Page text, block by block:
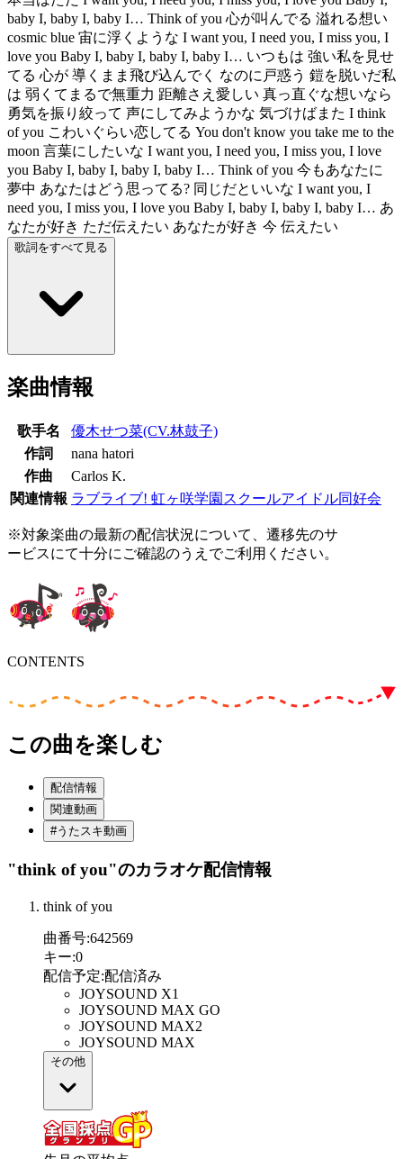
baby I, baby I, baby I… Think of you 心が叫んでる 溢れる想い
cosmic blue 宙に浮くような I want you, I need you, I miss you, I
love you Baby I, baby I, baby I, baby I… いつもは 強い私を見せ
てる 心が 導くまま飛び込んでく なのに戸惑う 鎧を脱いだ私
は 弱くてまるで無重力 距離さえ愛しい 真っ直ぐな想いなら
勇気を振り絞って 声にしてみようかな 気づけばまた I think
of you こわいぐらい恋してる You don't know you take me to the
moon 言葉にしたいな I want you, I need you, I miss you, I love
you Baby I, baby I, baby I, baby I… Think of you 今もあなたに
夢中 あなたはどう思ってる? 同じだといいな I want you, I
need you, I miss you, I love you Baby I, baby I, baby I, baby I… あ
なたが好き ただ伝えたい あなたが好き 今 伝えたい
歌詞をすべて見る
楽曲情報
歌手名
優木せつ菜(CV.林鼓子)
作詞
nana hatori
作曲
Carlos K.
関連情報 ラブライブ! 虹ヶ咲学園スクールアイドル同好会
※対象楽曲の最新の配信状況について、遷移先のサ
ービスにて十分にご確認のうえでご利用ください。
CONTENTS
この曲を楽しむ
配信情報
関連動画
#うたスキ動画
"think of you"のカラオケ配信情報
think of you
曲番号:642569
キー:0
配信予定:配信済み
JOYSOUND X1
JOYSOUND MAX GO
JOYSOUND MAX2
JOYSOUND MAX
その他